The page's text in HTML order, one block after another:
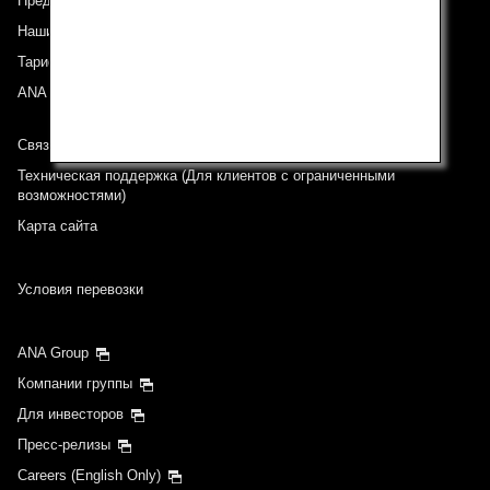
Наши направления
Тариф ANA Experience
ANA Mileage Club
Связь с ANA
Техническая поддержка (Для клиентов с ограниченными
возможностями)
Карта сайта
Условия перевозки
ANA Group
Компании группы
Для инвесторов
Пресс-релизы
Careers (English Only)